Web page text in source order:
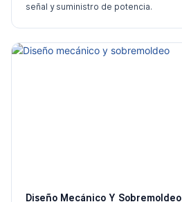
señal y suministro de potencia.
Diseño Mecánico Y Sobremoldeo